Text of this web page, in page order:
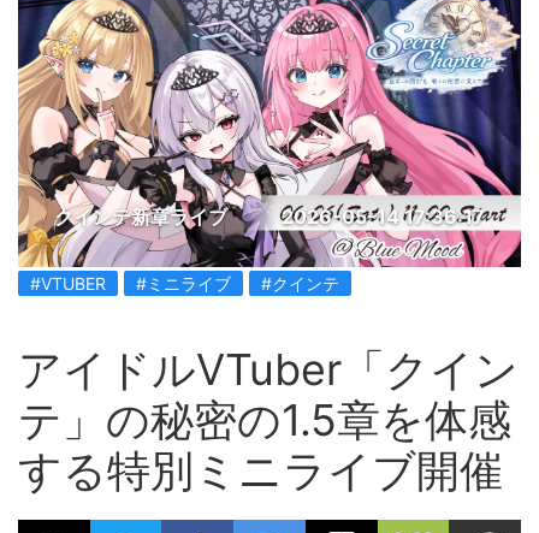
クインテ新章ライブ 2026-05-14 17:36:17
#VTUBER #ミニライブ #クインテ
アイドルVTuber「クイン
テ」の秘密の1.5章を体感
する特別ミニライブ開催